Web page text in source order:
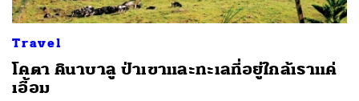
Travel
โคตา คินาบาลู ป่าเขาและทะเลที่อยู่ใกล้เราแค่
เอื้อม
SHARE TWEET LINE EMAIL